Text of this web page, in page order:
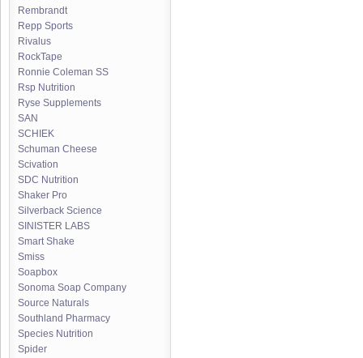
Rembrandt
Repp Sports
Rivalus
RockTape
Ronnie Coleman SS
Rsp Nutrition
Ryse Supplements
SAN
SCHIEK
Schuman Cheese
Scivation
SDC Nutrition
Shaker Pro
Silverback Science
SINISTER LABS
Smart Shake
Smiss
Soapbox
Sonoma Soap Company
Source Naturals
Southland Pharmacy
Species Nutrition
Spider